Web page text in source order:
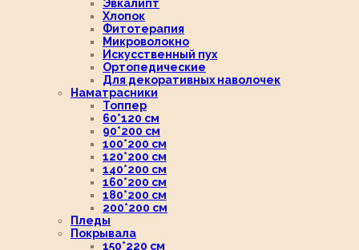
Эвкалипт
Хлопок
Фитотерапия
Микроволокно
Искусственный пух
Ортопедические
Для декоративных наволочек
Наматрасники
Топпер
60*120 см
90*200 см
100*200 см
120*200 см
140*200 см
160*200 см
180*200 см
200*200 см
Пледы
Покрывала
150*220 см